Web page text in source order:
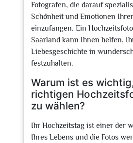
Fotografen, die darauf
Schönheit und Emotionen
einzufangen. Ein
Saarland kann Ihnen helfen,
Liebesgeschichte in
festzuhalten.
Warum ist es
richtigen
zu wählen?
Ihr Hochzeitstag ist einer der
Ihres Lebens und die Fotos